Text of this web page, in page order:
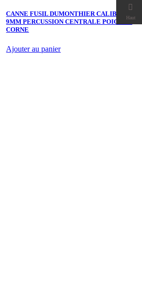
CANNE FUSIL DUMONTHIER CALIBRE
9MM PERCUSSION CENTRALE POIGNEE
CORNE
Ajouter au panier

Haut